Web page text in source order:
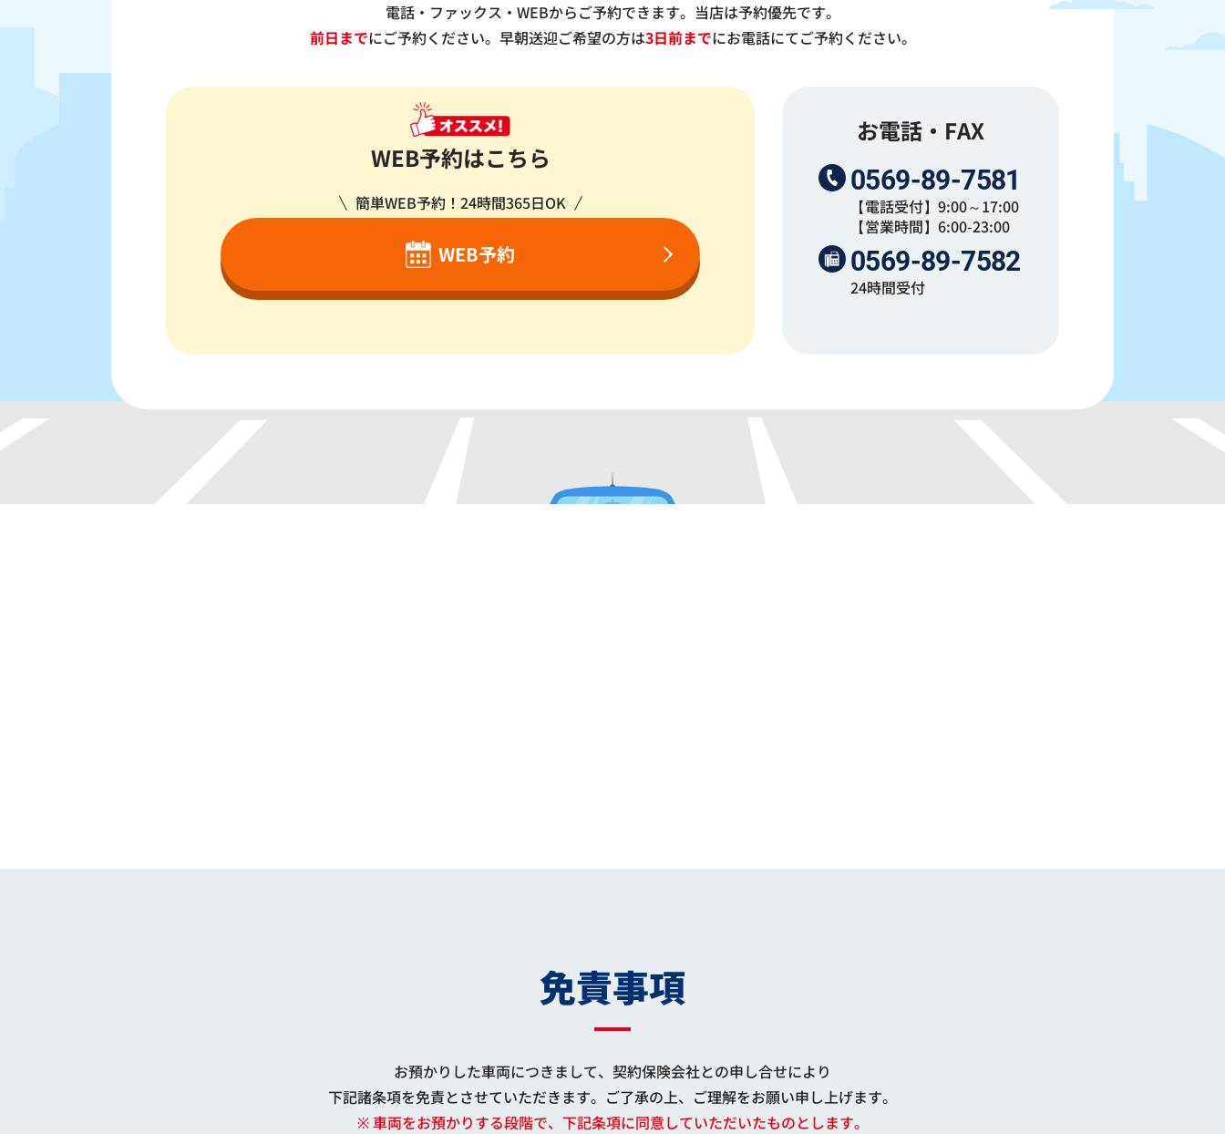
電話・ファックス・WEBからご予約できます。当店は予約優先です。
前日までにご予約ください。 早朝送迎ご希望の方は3日前までにお電話にてご予約ください。
WEB予約はこちら
簡単WEB予約！24時間365日OK
WEB予約
お電話・FAX
0569-89-7581
【電話受付】9:00～17:00
【営業時間】6:00-23:00
0569-89-7582
24時間受付
免責事項
お預かりした車両につきまして、契約保険会社との申し合せにより
下記諸条項を免責とさせていただきます。ご了承の上、ご理解をお願い申し上げます。
※ 車両をお預かりする段階で、下記条項に同意していただいたものとします。